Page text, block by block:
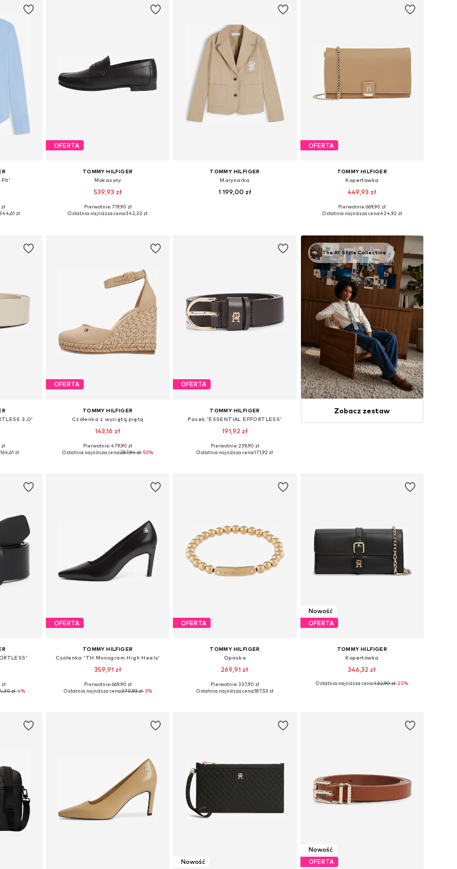
Fit'
zł
OFERTA
TOMMY HILFIGER
Mokasyny
539,93 zł
Dostępne rozmiary: 36, 37, 38, 39, 40, 41
Pierwotnie: 719,90 zł
Ostatnia najniższa cena:342,32 zł
TOMMY HILFIGER
Marynarka
1 199,00 zł
OFERTA
TOMMY HILFIGER
Kopertówka
449,93 zł
Dostępne rozmiary: One Size
Pierwotnie: 669,90 zł
Ostatnia najniższa cena:424,92 zł
3.0'
164,61 zł
OFERTA
TOMMY HILFIGER
Czółenka z wyciętą piętą
143,16 zł
Dostępne rozmiary: 39, 40, 41
Pierwotnie: 479,90 zł
Ostatnia najniższa cena:287,94 zł-50%
OFERTA
TOMMY HILFIGER
Pasek 'ESSENTIAL EFFORTLESS'
191,92 zł
+6
Dostępne w różnych rozmiarach
Pierwotnie: 239,90 zł
Ostatnia najniższa cena:171,92 zł
The AY Style Collective
Zobacz zestaw
90, 95
zł-4%
OFERTA
TOMMY HILFIGER
Czółenka 'TH Monogram High Heels'
359,91 zł
Dostępne rozmiary: 36, 37, 38, 39, 40
Pierwotnie: 669,90 zł
Ostatnia najniższa cena:370,93 zł-3%
OFERTA
TOMMY HILFIGER
Opaska
269,91 zł
Dostępne rozmiary: One Size
Pierwotnie: 337,90 zł
Ostatnia najniższa cena:187,53 zł
Nowość
OFERTA
TOMMY HILFIGER
Kopertówka
346,32 zł
Dostępne rozmiary: One Size
Ostatnia najniższa cena:432,90 zł-20%
Nowość
Nowość
OFERTA